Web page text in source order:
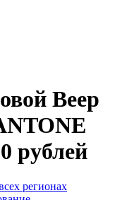
Веер
рублей
регионах